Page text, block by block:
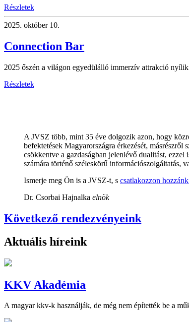
Részletek
2025. október 10.
Connection Bar
2025 őszén a világon egyedülálló immerzív attrakció nyílik
Részletek
A JVSZ több, mint 35 éve dolgozik azon, hogy
befektetések Magyarországra érkezését,
csökkentve a gazdaságban jelenlévő dualitást,
számára történő széleskörű információszolgáltatás,
Ismerje meg Ön is a JVSZ-t, s csatlakozzon
Dr. Csorbai Hajnalka elnök
Következő rendezvényeink
Aktuális híreink
KKV Akadémia
A magyar kkv-k használják, de még nem építették be a